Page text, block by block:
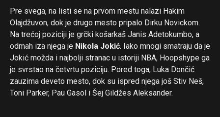
Pre svega, na listi se na prvom mestu nalazi Hakim
Olajdžuvon, dok je drugo mesto pripalo Dirku Novickom.
Na trećoj poziciji je grčki košarkaš Janis Adetokumbo, a
odmah iza njega je Nikola Jokić. Iako mnogi smatraju da je
Jokić možda i najbolji stranac u istoriji NBA, Hoopshype ga
je svrstao na četvrtu poziciju. Pored toga, Luka Dončić
zauzima deveto mesto, dok su ispred njega još Stiv Neš,
Toni Parker, Pau Gasol i Šej Gildžes Aleksander.